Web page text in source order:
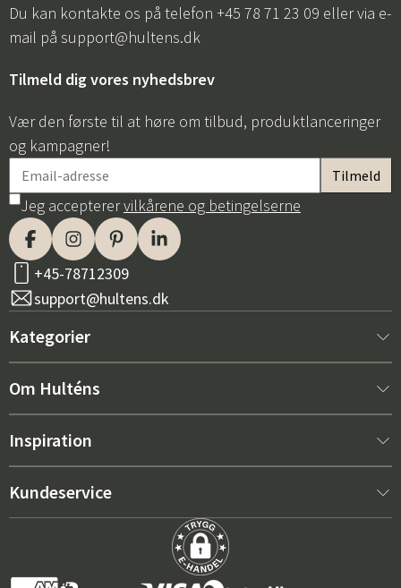
Du kan kontakte os på telefon +45 78 71 23 09 eller via e-
mail på support@hultens.dk
Tilmeld dig vores nyhedsbrev
Vær den første til at høre om tilbud, produktlanceringer
og kampagner!
Jeg accepterervilkårene og betingelserne
+45-78712309
support@hultens.dk
Kategorier
Nyt hos os
Indretning
Om Hulténs
Om Hulténs
Salgsafdeling
Inspiration
Bestsellere
De rigtige hynder til maksimal komfort – sådan vælger du
Kundeservice
Købsbetingelser